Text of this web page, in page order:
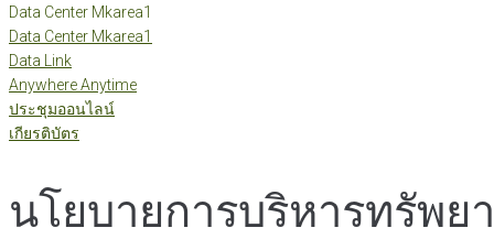
Data Center Mkarea1
Data Center Mkarea1
Data Link
Anywhere Anytime
ประชุมออนไลน์
เกียรติบัตร
นโยบายการบริหารทรัพย